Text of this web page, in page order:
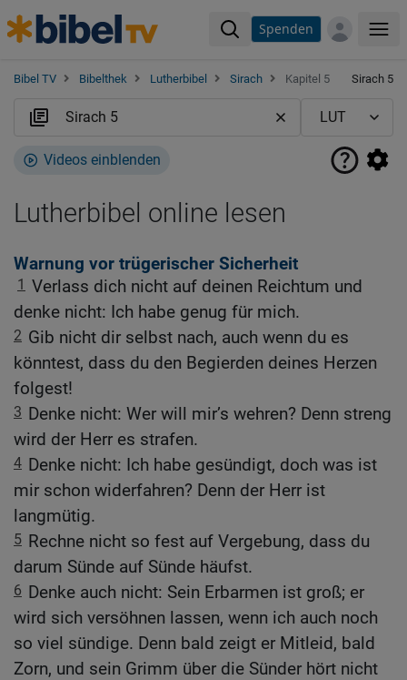
Spenden
Bibel TV Bibelthek Lutherbibel Sirach Kapitel 5 Sirach 5
Videos einblenden
Lutherbibel online lesen
Warnung vor trügerischer Sicherheit
1 Verlass dich nicht auf deinen Reichtum und
denke nicht: Ich habe genug für mich.
2 Gib nicht dir selbst nach, auch wenn du es
könntest, dass du den Begierden deines Herzen
folgest!
3 Denke nicht: Wer will mir’s wehren? Denn streng
wird der Herr es strafen.
4 Denke nicht: Ich habe gesündigt, doch was ist
mir schon widerfahren? Denn der Herr ist
langmütig.
5 Rechne nicht so fest auf Vergebung, dass du
darum Sünde auf Sünde häufst.
6 Denke auch nicht: Sein Erbarmen ist groß; er
wird sich versöhnen lassen, wenn ich auch noch
so viel sündige. Denn bald zeigt er Mitleid, bald
Zorn, und sein Grimm über die Sünder hört nicht